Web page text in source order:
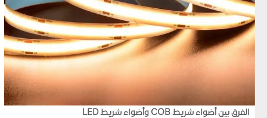
الفرق بين أضواء شريط COB وأضواء شريط LED